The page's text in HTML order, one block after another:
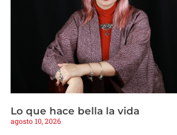
Lo que hace bella la vida
agosto 10, 2026